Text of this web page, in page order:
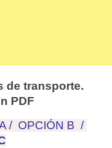
de transporte.
PDF
/ OPCIÓN B /